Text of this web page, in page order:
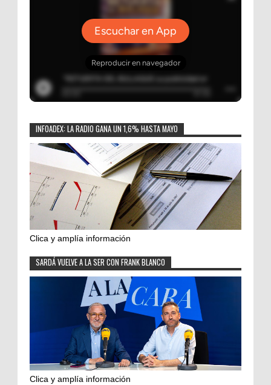
INFOADEX: LA RADIO GANA UN 1,6% HASTA MAYO
Clica y amplía información
SARDÁ VUELVE A LA SER CON FRANK BLANCO
Clica y amplía información